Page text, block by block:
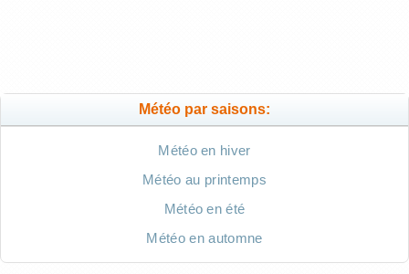
Météo par saisons:
Météo en hiver
Météo au printemps
Météo en été
Météo en automne